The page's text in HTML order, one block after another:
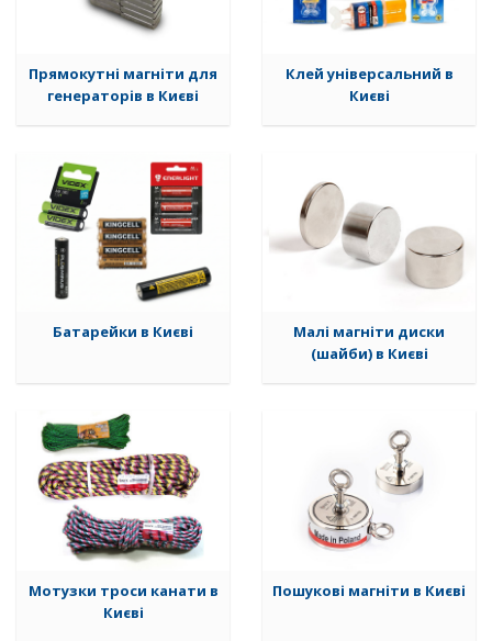
Прямокутні магніти для
генераторів в Києві
Клей універсальний в
Києві
Батарейки в Києві
Малі магніти диски
(шайби) в Києві
Мотузки троси канати в
Києві
Пошукові магніти в Києві